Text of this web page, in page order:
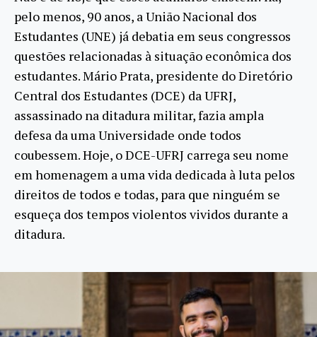
pelo menos, 90 anos, a União Nacional dos
Estudantes (UNE) já debatia em seus congressos
questões relacionadas à situação econômica dos
estudantes. Mário Prata, presidente do Diretório
Central dos Estudantes (DCE) da UFRJ,
assassinado na ditadura militar, fazia ampla
defesa da uma Universidade onde todos
coubessem. Hoje, o DCE-UFRJ carrega seu nome
em homenagem a uma vida dedicada à luta pelos
direitos de todos e todas, para que ninguém se
esqueça dos tempos violentos vividos durante a
ditadura.